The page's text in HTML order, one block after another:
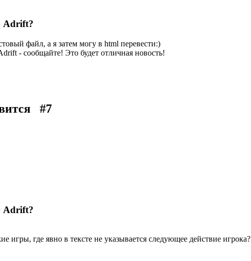
Adrift?
файл, а я затем могу в html перевести:)
- сообщайте! Это будет отличная новость!
#7
Adrift?
игры, где явно в тексте не указывается следующее действие игрока?